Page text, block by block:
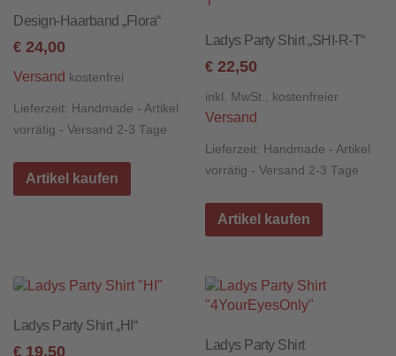
Design-Haarband „Flora“
€ 24,00
Versand kostenfrei
Lieferzeit: Handmade - Artikel
vorrätig - Versand 2-3 Tage
Artikel kaufen
Ladys Party Shirt „SHI-R-T“
€ 22,50
inkl. MwSt., kostenfreier
Versand
Lieferzeit: Handmade - Artikel
vorrätig - Versand 2-3 Tage
Artikel kaufen
Ladys Party Shirt „HI“
€ 19,50
Ladys Party Shirt